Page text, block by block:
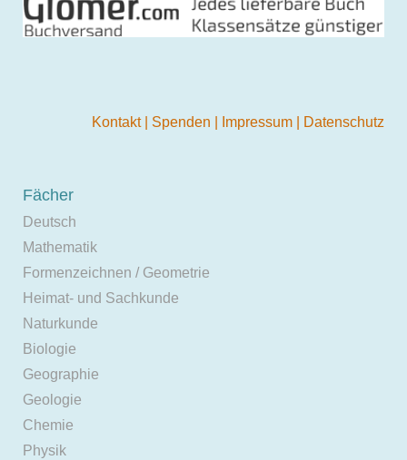
Kontakt Spenden Impressum Datenschutz
Fächer
Deutsch
Mathematik
Formenzeichnen / Geometrie
Heimat- und Sachkunde
Naturkunde
Biologie
Geographie
Geologie
Chemie
Physik